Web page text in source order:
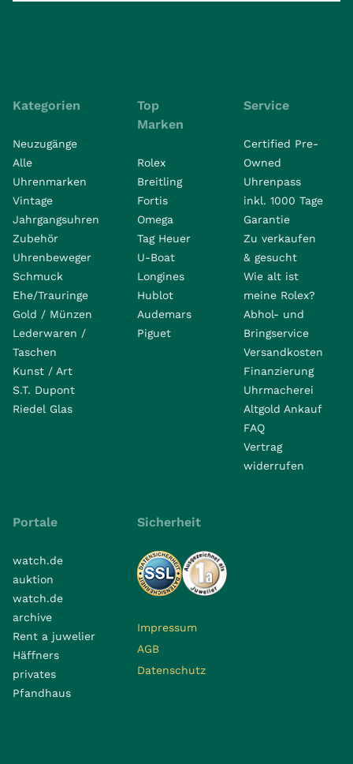
Kategorien
Neuzugänge
Alle
Uhrenmarken
Vintage
Jahrgangsuhren
Zubehör
Uhrenbeweger
Schmuck
Ehe/Trauringe
Gold / Münzen
Lederwaren /
Taschen
Kunst / Art
S.T. Dupont
Riedel Glas
Top
Marken
Rolex
Breitling
Fortis
Omega
Tag Heuer
U-Boat
Longines
Hublot
Audemars
Piguet
Service
Certified Pre-
Owned
Uhrenpass
inkl. 1000 Tage
Garantie
Zu verkaufen
& gesucht
Wie alt ist
meine Rolex?
Abhol- und
Bringservice
Versandkosten
Finanzierung
Uhrmacherei
Altgold Ankauf
FAQ
Vertrag
widerrufen
Portale
watch.de
auktion
watch.de
archive
Rent a juwelier
Häffners
privates
Pfandhaus
Sicherheit
Impressum
AGB
Datenschutz